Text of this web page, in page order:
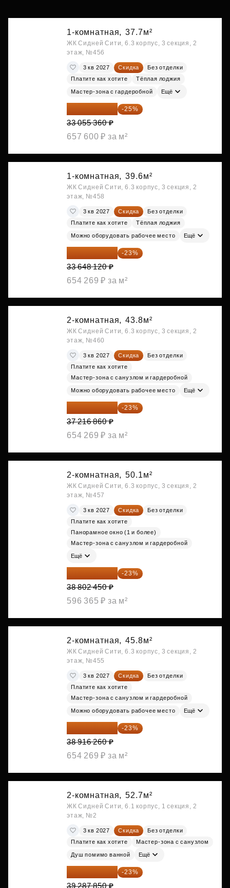
1-комнатная, 37.7м²
ЖК Сидней Сити, 6.3 корпус, 3 секция, 2
этаж, №456
3 кв 2027 Скидка
Без отделки
Платите как хотите
Тёплая лоджия
Мастер-зона с гардеробной Ещё
24 791 520 ₽ -25%
33 055 360 ₽
657 600 ₽ за м²
1-комнатная, 39.6м²
ЖК Сидней Сити, 6.3 корпус, 3 секция, 2
этаж, №458
3 кв 2027 Скидка
Без отделки
Платите как хотите
Тёплая лоджия
Можно оборудовать рабочее место Ещё
25 909 052 ₽ -23%
33 648 120 ₽
654 269 ₽ за м²
2-комнатная, 43.8м²
ЖК Сидней Сити, 6.3 корпус, 3 секция, 2
этаж, №460
3 кв 2027 Скидка
Без отделки
Платите как хотите
Мастер-зона с санузлом и гардеробной
Можно оборудовать рабочее место Ещё
28 656 982 ₽ -23%
37 216 860 ₽
654 269 ₽ за м²
2-комнатная, 50.1м²
ЖК Сидней Сити, 6.3 корпус, 3 секция, 2
этаж, №457
3 кв 2027 Скидка
Без отделки
Платите как хотите
Панорамное окно (1 и более)
Мастер-зона с санузлом и гардеробной
Ещё
29 877 887 ₽ -23%
38 802 450 ₽
596 365 ₽ за м²
2-комнатная, 45.8м²
ЖК Сидней Сити, 6.3 корпус, 3 секция, 2
этаж, №455
3 кв 2027 Скидка
Без отделки
Платите как хотите
Мастер-зона с санузлом и гардеробной
Можно оборудовать рабочее место Ещё
29 965 520 ₽ -23%
38 916 260 ₽
654 269 ₽ за м²
2-комнатная, 52.7м²
ЖК Сидней Сити, 6.1 корпус, 1 секция, 2
этаж, №2
3 кв 2027 Скидка
Без отделки
Платите как хотите
Мастер-зона с санузлом
Душ помимо ванной Ещё
30 251 645 ₽ -23%
39 287 850 ₽